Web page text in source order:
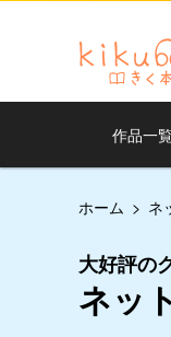
作品一
ホーム > ネ
大好評の
ネッ